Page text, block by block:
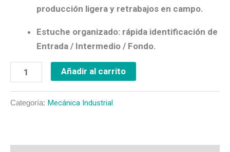
producción ligera y retrabajos en campo.
Estuche organizado: rápida identificación de
Entrada / Intermedio / Fondo.
Añadir al carrito
Categoría: Mecánica Industrial